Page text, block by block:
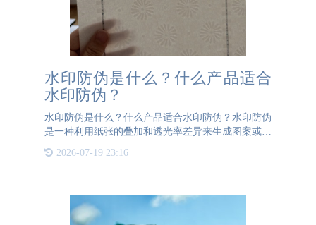
水印防伪是什么？什么产品适合
水印防伪？
水印防伪是什么？什么产品适合水印防伪？水印防伪
是一种利用纸张的叠加和透光率差异来生成图案或文
中却需要极高的精度和专业设备。水印防伪技术的核
2026-07-19 23:16